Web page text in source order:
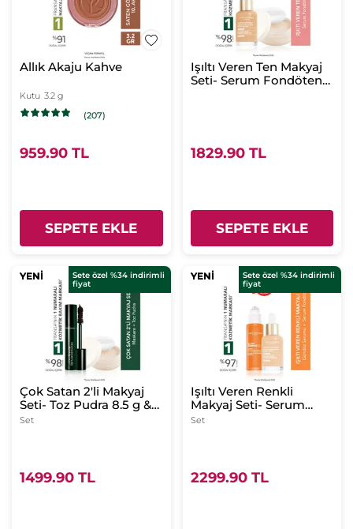
Allık Akaju Kahve
Kutu 3.2 g
(207)
959.90 TL
SEPETE EKLE
Işıltı Veren Ten Makyaj
Seti- Serum Fondöten
1829.90 TL
SEPETE EKLE
YENİ
YENİ
Sete özel %34 indirimli
fiyat
Çok Satan 2'li Makyaj
Seti- Toz Pudra 8.5 g &
Maskara 7.8 ml
Set
1499.90 TL
YENİ
YENİ
Sete özel %34 indirimli
fiyat
Işıltı Veren Renkli
Makyaj Seti- Serum
Fondöten 30ml &
Set
2299.90 TL